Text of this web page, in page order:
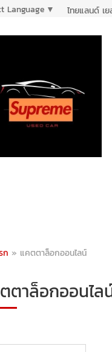
Language ▼ ไทยแลนด์ เย
ก » แคตตาล็อกออนไลน์
ตาล็อกออนไล